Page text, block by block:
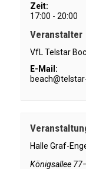
Zeit:
17:00 - 20:00
Veranstalter
VfL Telstar
E-Mail:
Halle Graf-
Königsallee